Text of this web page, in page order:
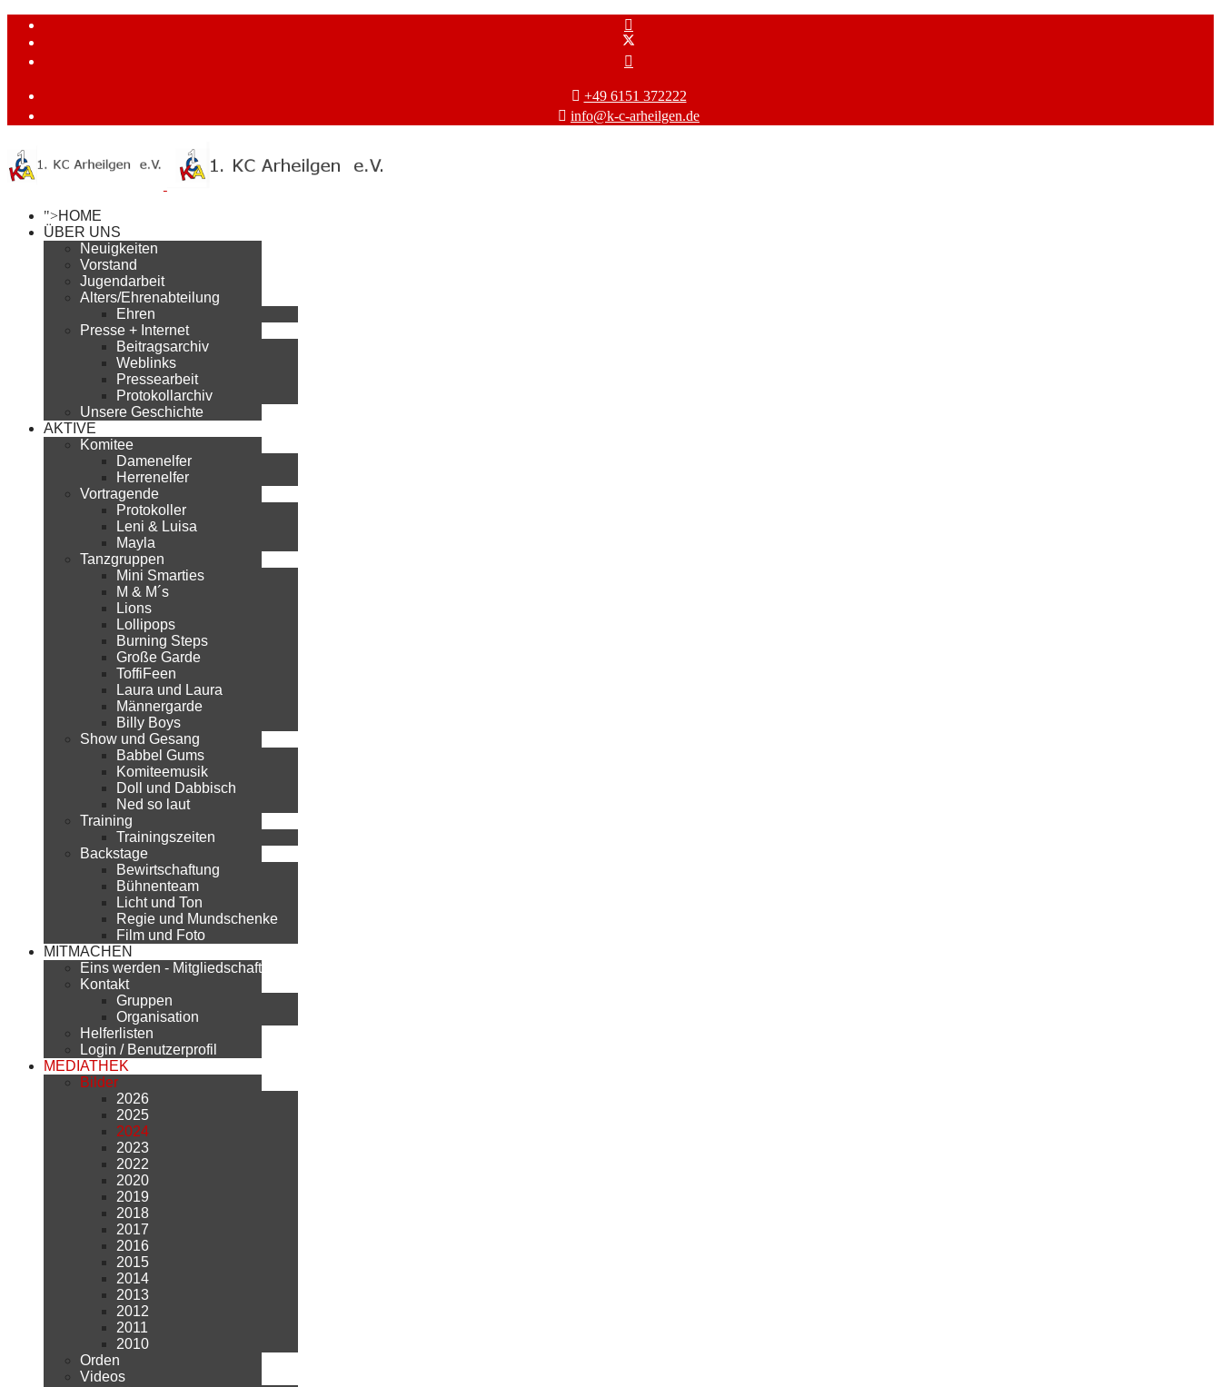
+49 6151 372222
info@k-c-arheilgen.de
">HOME
ÜBER UNS
Neuigkeiten
Vorstand
Jugendarbeit
Alters/Ehrenabteilung
Ehren
Presse + Internet
Beitragsarchiv
Weblinks
Pressearbeit
Protokollarchiv
Unsere Geschichte
AKTIVE
Komitee
Damenelfer
Herrenelfer
Vortragende
Protokoller
Leni & Luisa
Mayla
Tanzgruppen
Mini Smarties
M & M´s
Lions
Lollipops
Burning Steps
Große Garde
ToffiFeen
Laura und Laura
Männergarde
Billy Boys
Show und Gesang
Babbel Gums
Komiteemusik
Doll und Dabbisch
Ned so laut
Training
Trainingszeiten
Backstage
Bewirtschaftung
Bühnenteam
Licht und Ton
Regie und Mundschenke
Film und Foto
MITMACHEN
Eins werden - Mitgliedschaft
Kontakt
Gruppen
Organisation
Helferlisten
Login / Benutzerprofil
MEDIATHEK
Bilder
2026
2025
2024
2023
2022
2020
2019
2018
2017
2016
2015
2014
2013
2012
2011
2010
Orden
Videos